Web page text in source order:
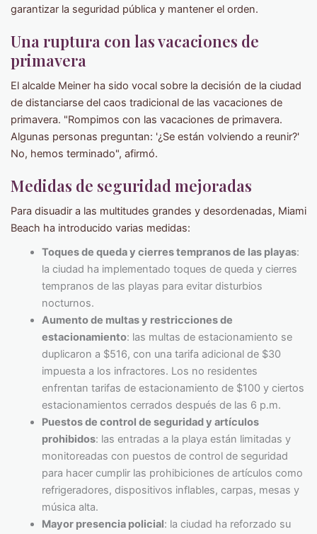
garantizar la seguridad pública y mantener el orden.
Una ruptura con las vacaciones de
primavera
El alcalde Meiner ha sido vocal sobre la decisión de la ciudad
de distanciarse del caos tradicional de las vacaciones de
primavera. "Rompimos con las vacaciones de primavera.
Algunas personas preguntan: '¿Se están volviendo a reunir?'
No, hemos terminado", afirmó.
Medidas de seguridad mejoradas
Para disuadir a las multitudes grandes y desordenadas, Miami
Beach ha introducido varias medidas:
Toques de queda y cierres tempranos de las playas:
la ciudad ha implementado toques de queda y cierres
tempranos de las playas para evitar disturbios
nocturnos.
Aumento de multas y restricciones de
estacionamiento: las multas de estacionamiento se
duplicaron a $516, con una tarifa adicional de $30
impuesta a los infractores. Los no residentes
enfrentan tarifas de estacionamiento de $100 y ciertos
estacionamientos cerrados después de las 6 p.m.
Puestos de control de seguridad y artículos
prohibidos: las entradas a la playa están limitadas y
monitoreadas con puestos de control de seguridad
para hacer cumplir las prohibiciones de artículos como
refrigeradores, dispositivos inflables, carpas, mesas y
música alta.
Mayor presencia policial: la ciudad ha reforzado su